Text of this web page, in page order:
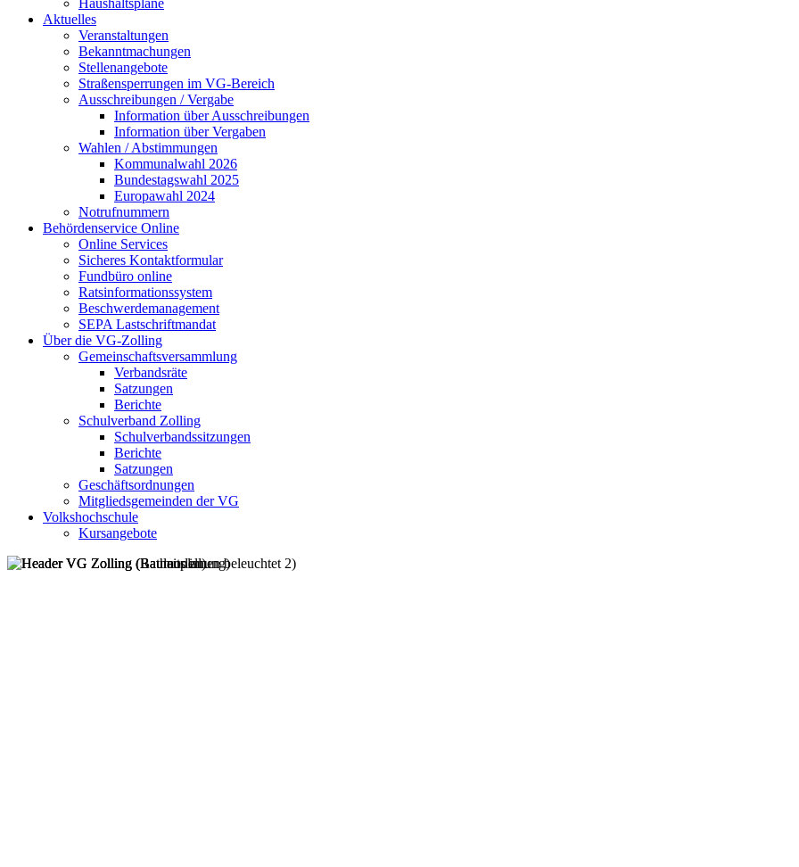
Haushaltspläne
Aktuelles
Veranstaltungen
Bekanntmachungen
Stellenangebote
Straßensperrungen im VG-Bereich
Ausschreibungen / Vergabe
Information über Ausschreibungen
Information über Vergaben
Wahlen / Abstimmungen
Kommunalwahl 2026
Bundestagswahl 2025
Europawahl 2024
Notrufnummern
Behördenservice Online
Online Services
Sicheres Kontaktformular
Fundbüro online
Ratsinformationssystem
Beschwerdemanagement
SEPA Lastschriftmandat
Über die VG-Zolling
Gemeinschaftsversammlung
Verbandsräte
Satzungen
Berichte
Schulverband Zolling
Schulverbandssitzungen
Berichte
Satzungen
Geschäftsordnungen
Mitgliedsgemeinden der VG
Volkshochschule
Kursangebote